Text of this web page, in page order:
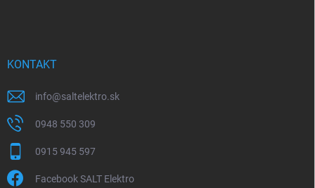
KONTAKT
info@saltelektro.sk
0948 550 309
0915 945 597
Facebook SALT Elektro